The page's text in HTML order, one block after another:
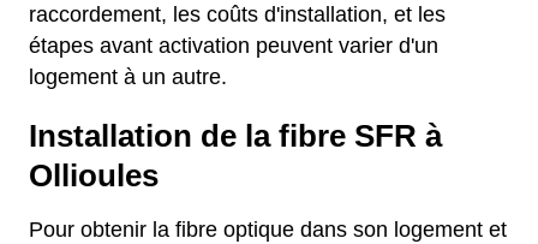
raccordement, les coûts d'installation, et les
étapes avant activation peuvent varier d'un
logement à un autre.
Installation de la fibre SFR à
Ollioules
Pour obtenir la fibre optique dans son logement et